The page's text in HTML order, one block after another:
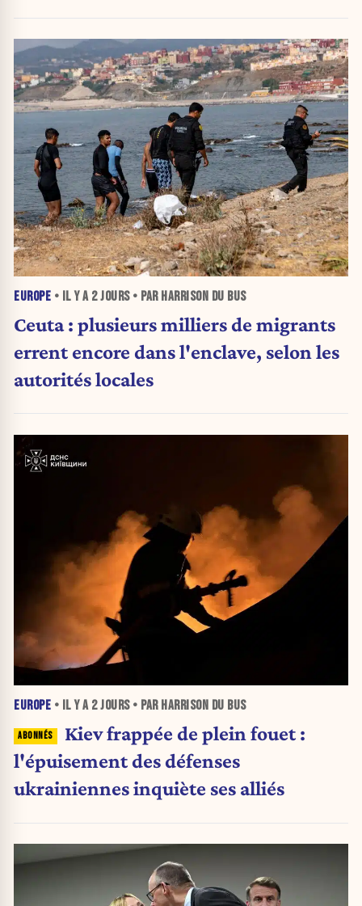
EUROPE • IL Y A 2 JOURS• PAR HARRISON DU BUS
Ceuta : plusieurs milliers de migrants
errent encore dans l'enclave, selon les
autorités locales
EUROPE • IL Y A 2 JOURS• PAR HARRISON DU BUS
Kiev frappée de plein fouet :
l'épuisement des défenses
ukrainiennes inquiète ses alliés